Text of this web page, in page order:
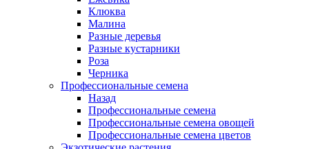
Клюква
Малина
Разные деревья
Разные кустарники
Роза
Черника
Профессиональные семена
Назад
Профессиональные семена
Профессиональные семена овощей
Профессиональные семена цветов